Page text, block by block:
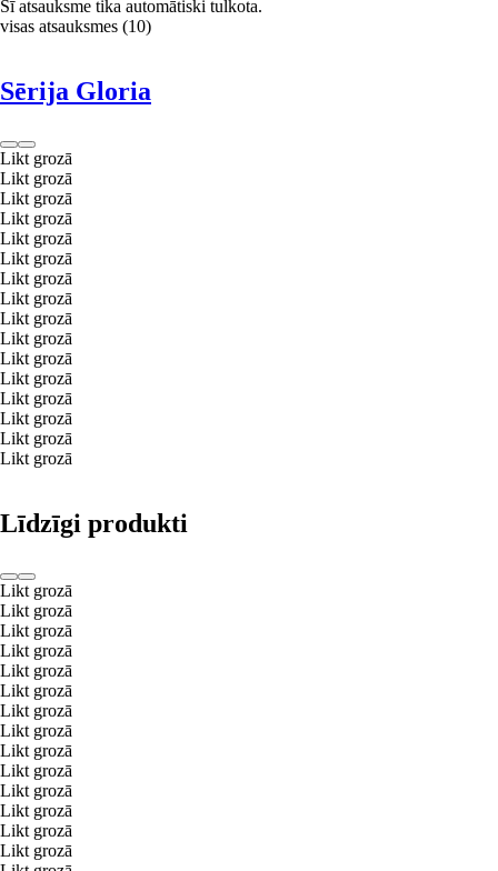
Šī atsauksme tika automātiski tulkota.
visas atsauksmes (10)
Sērija Gloria
Likt grozā
Likt grozā
Likt grozā
Likt grozā
Likt grozā
Likt grozā
Likt grozā
Likt grozā
Likt grozā
Likt grozā
Likt grozā
Likt grozā
Likt grozā
Likt grozā
Likt grozā
Likt grozā
Līdzīgi produkti
Likt grozā
Likt grozā
Likt grozā
Likt grozā
Likt grozā
Likt grozā
Likt grozā
Likt grozā
Likt grozā
Likt grozā
Likt grozā
Likt grozā
Likt grozā
Likt grozā